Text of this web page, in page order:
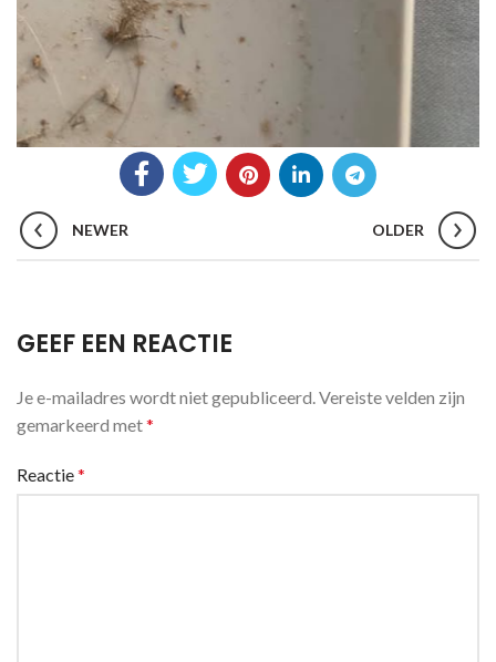
NEWER OLDER
GEEF EEN REACTIE
Je e-mailadres wordt niet gepubliceerd.Vereiste velden zijn
gemarkeerd met*
Reactie*